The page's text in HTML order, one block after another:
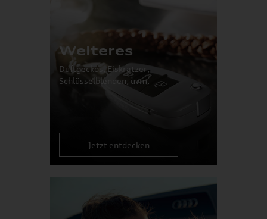
Weiteres
Duftgeckos, Eiskratzer,
Schlüsselblenden, uvm.
Jetzt entdecken